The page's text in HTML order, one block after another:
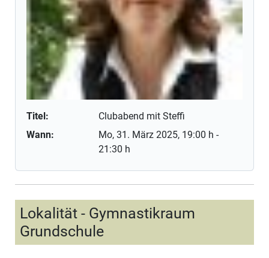
Titel:
Clubabend mit Steffi
Wann:
Mo, 31. März 2025, 19:00 h -
21:30 h
Lokalität - Gymnastikraum
Grundschule